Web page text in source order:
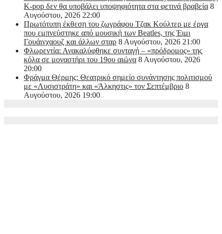
K-pop δεν θα υποβάλει υποψηφιότητα στα φετινά βραβεία 8
Αυγούστου, 2026 22:00
Πρωτότυπη έκθεση του ζωγράφου Τζακ Κούλτερ με έργα
που εμπνεύστηκε από μουσική των Beatles, της Έιμι
Γουάινχαουζ και άλλων σταρ 8 Αυγούστου, 2026 21:00
Φλωρεντία: Ανακαλύφθηκε συνταγή – «πρόδρομος» της
κόλα σε μοναστήρι του 19ου αιώνα 8 Αυγούστου, 2026
20:00
Φράγμα Θέρμης: Θεατρικό σημείο συνάντησης πολιτισμού
με «Λυσιστράτη» και «Άλκηστις» τον Σεπτέμβριο 8
Αυγούστου, 2026 19:00